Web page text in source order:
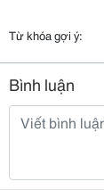
Từ khóa gợi ý:
Bình luận